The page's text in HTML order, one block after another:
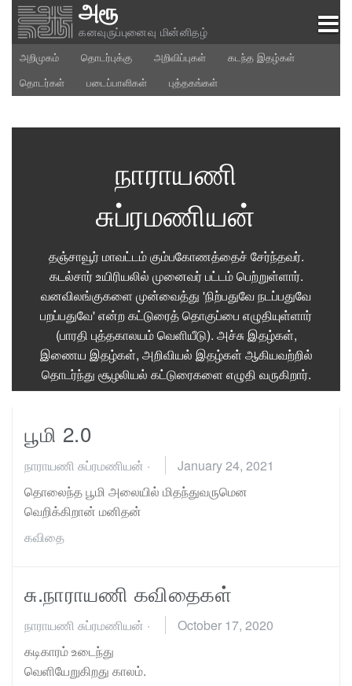
Skip
content
அரூ
கனவுருப்புனைவு மின்னிதழ்
அறிமுகம் தொடர்புக்கு அறிவிப்புகள்
கடந்த இதழ்கள்
தொடர்கள்
படைப்பாளிகள் புத்தகங்கள்
நாராயணி
சுப்ரமணியன்
தஞ்சாவூர் மாவட்டம் கும்பகோணத்தைச் சேர்ந்தவர்.
கடல்சார் உயிரியலில் முனைவர் பட்டம் பெற்றுள்ளார்.
வனவிலங்குகளை முன்வைத்து 'நிற்பதுவே நடப்பதுவே
பறப்பதுவே' என்ற கட்டுரைத் தொகுப்பை எழுதியுள்ளார்
(பாரதி புத்தகாலயம் வெளியீடு). அச்சு இதழ்கள்,
இணைய இதழ்கள், அறிவியல் இதழ்கள் ஆகியவற்றில்
தொடர்ந்து சூழலியல் கட்டுரைகளை எழுதி வருகிறார்.
பூமி 2.0
நாராயணி சுப்ரமணியன் ·
January 24, 2021
தொலைந்த பூமி அலையில் மிதந்துவருமென
வெறிக்கிறான் மனிதன்
கவிதை
சு.நாராயணி கவிதைகள்
நாராயணி சுப்ரமணியன் ·
October 17, 2020
கடிகாரம் உடைந்து
வெளியேறுகிறது காலம்.